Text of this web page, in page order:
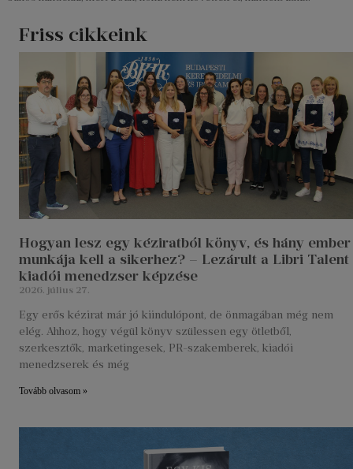
Friss cikkeink
Hogyan lesz egy kéziratból könyv, és hány ember
munkája kell a sikerhez? – Lezárult a Libri Talent
kiadói menedzser képzése
2026. július 27.
Egy erős kézirat már jó kiindulópont, de önmagában még nem
elég. Ahhoz, hogy végül könyv szülessen egy ötletből,
szerkesztők, marketingesek, PR-szakemberek, kiadói
menedzserek és még
Tovább olvasom »